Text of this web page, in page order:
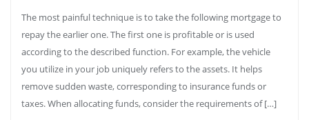
The most painful technique is to take the following mortgage to
repay the earlier one. The first one is profitable or is used
according to the described function. For example, the vehicle
you utilize in your job uniquely refers to the assets. It helps
remove sudden waste, corresponding to insurance funds or
taxes. When allocating funds, consider the requirements of […]